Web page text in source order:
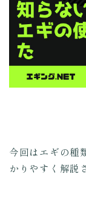
お問い合わせ
今回はエギの種
かりやすく解説